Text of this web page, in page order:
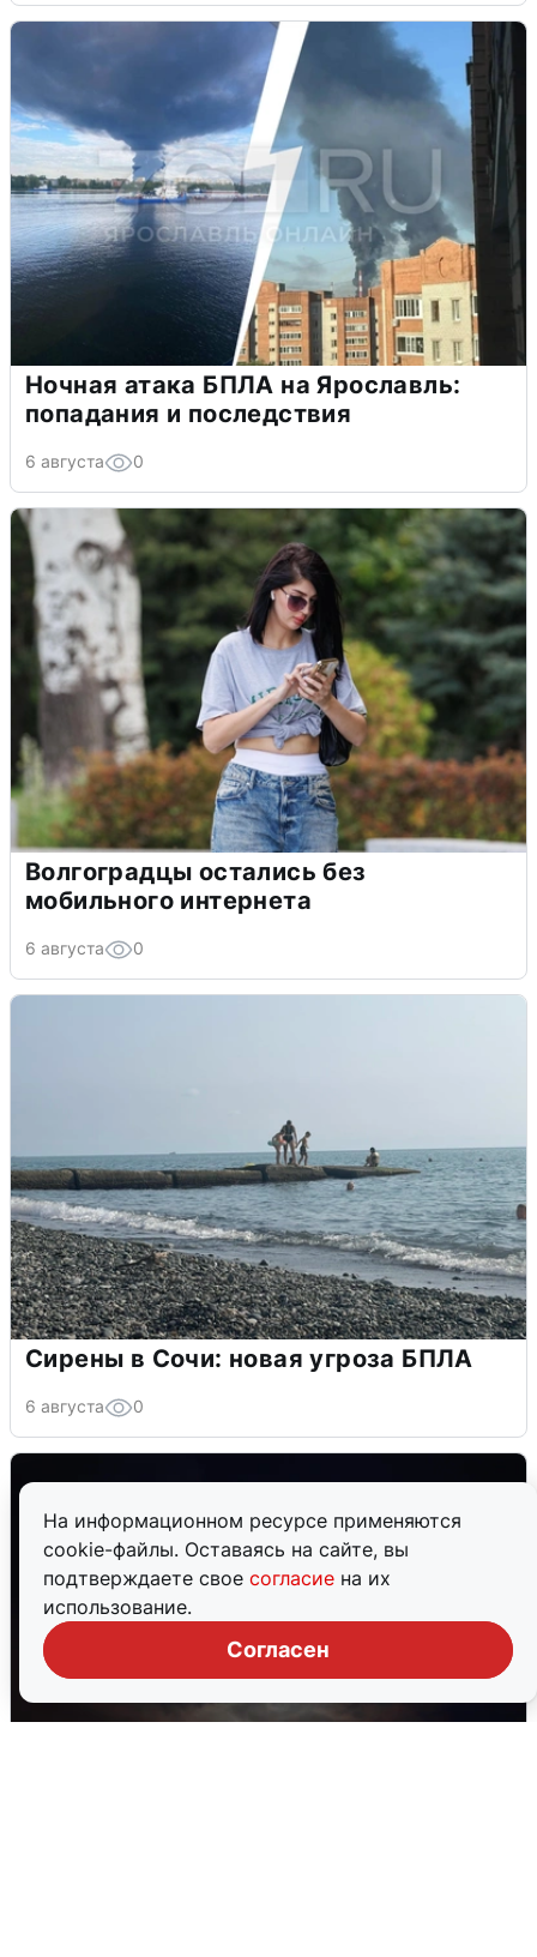
На информационном ресурсе применяются
cookie-файлы. Оставаясь на сайте, вы
подтверждаете свое согласие на их
использование.
Согласен
Ночная атака БПЛА на Ярославль:
попадания и последствия
6 августа 0
Волгоградцы остались без
мобильного интернета
6 августа 0
Сирены в Сочи: новая угроза БПЛА
6 августа 0